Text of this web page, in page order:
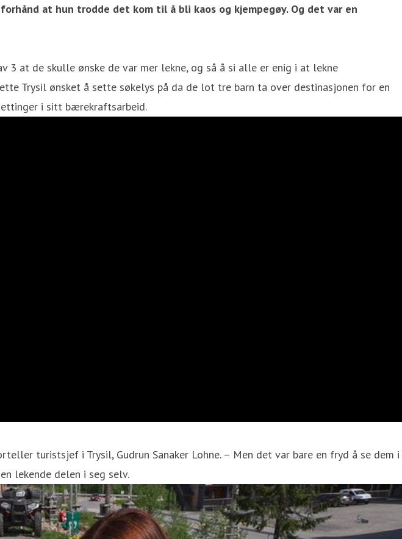
at hun trodde det kom til å bli kaos og kjempegøy. Og det var en
3 at de skulle ønske de var mer lekne, og så å si alle er enig i at lekne
Trysil ønsket å sette søkelys på da de lot tre barn ta over destinasjonen for en
i sitt bærekraftsarbeid.
turistsjef i Trysil, Gudrun Sanaker Lohne. – Men det var bare en fryd å se dem i
lekende delen i seg selv.